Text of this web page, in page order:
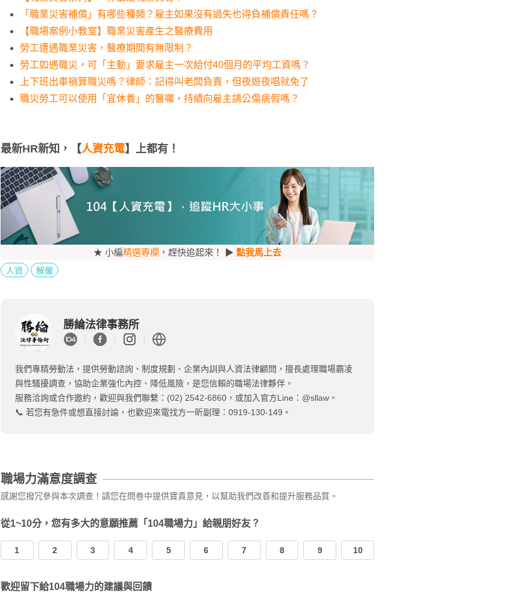
「職業災害補償」有哪些種類？雇主如果沒有過失也得負補償責任嗎？
【職場案例小教室】職業災害產生之醫療費用
勞工遭遇職業災害，醫療期間有無限制？
勞工如遇職災，可「主動」要求雇主一次給付40個月的平均工資嗎？
上下班出車禍算職災嗎？律師：記得叫老闆負責，但夜遊夜唱就免了
職災勞工可以使用「宜休養」的醫囑，持續向雇主請公傷病假嗎？
最新HR新知，【人資充電】上都有！
★ 小編精選專欄 ，趕快追起來！ ▶ 點我馬上去
人資 解僱
勝綸法律事務所
我們專精勞動法，提供勞動諮詢、制度規劃、企業內訓與人資法律顧問，擅長處理職場霸凌
與性騷擾調查，協助企業強化內控、降低風險，是您信賴的職場法律夥伴。
服務洽詢或合作邀約，歡迎與我們聯繫：(02) 2542-6860，或加入官方Line：@sllaw。
📞 若您有急件或想直接討論，也歡迎來電找方一昕副理：0919-130-149。
職場力滿意度調查
感謝您撥冗參與本次調查！請您在問卷中提供寶貴意見，以幫助我們改善和提升服務品質。
從1~10分，您有多大的意願推薦「104職場力」給親朋好友？
1 2 3 4 5 6 7 8 9 10
歡迎留下給104職場力的建議與回饋